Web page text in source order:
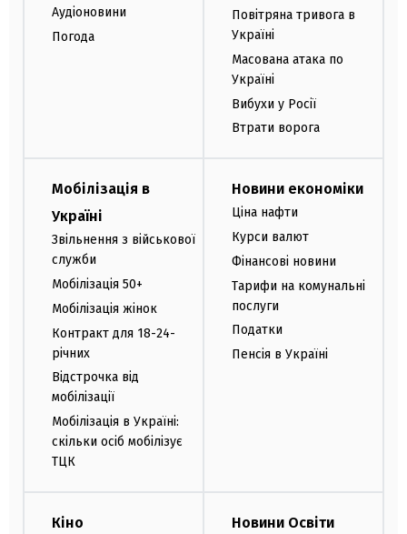
Аудіоновини
Погода
Повітряна тривога в
Україні
Масована атака по
Україні
Вибухи у Росії
Втрати ворога
Мобілізація в
Україні
Звільнення з військової
служби
Мобілізація 50+
Мобілізація жінок
Контракт для 18-24-
річних
Відстрочка від
мобілізації
Мобілізація в Україні:
скільки осіб мобілізує
ТЦК
Новини економіки
Ціна нафти
Курси валют
Фінансові новини
Тарифи на комунальні
послуги
Податки
Пенсія в Україні
Кіно Новини Освіти